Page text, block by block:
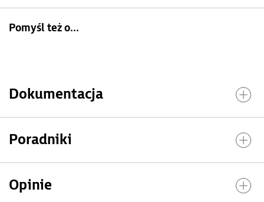
Pomyśl też o...
Dokumentacja
Poradniki
Opinie